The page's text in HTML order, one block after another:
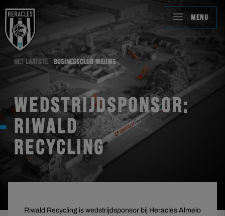
MENU
HET LAATSTE BUSINESSCLUB NIEUWS
WEDSTRIJDSPONSOR:
RIWALD
RECYCLING
Riwald Recycling is wedstrijdsponsor bij Heracles Almelo